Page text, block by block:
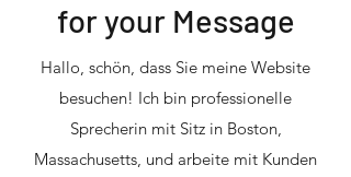
for your Message
Hallo, schön, dass Sie meine Website
besuchen! Ich bin professionelle
Sprecherin mit Sitz in Boston,
Massachusetts, und arbeite mit Kunden